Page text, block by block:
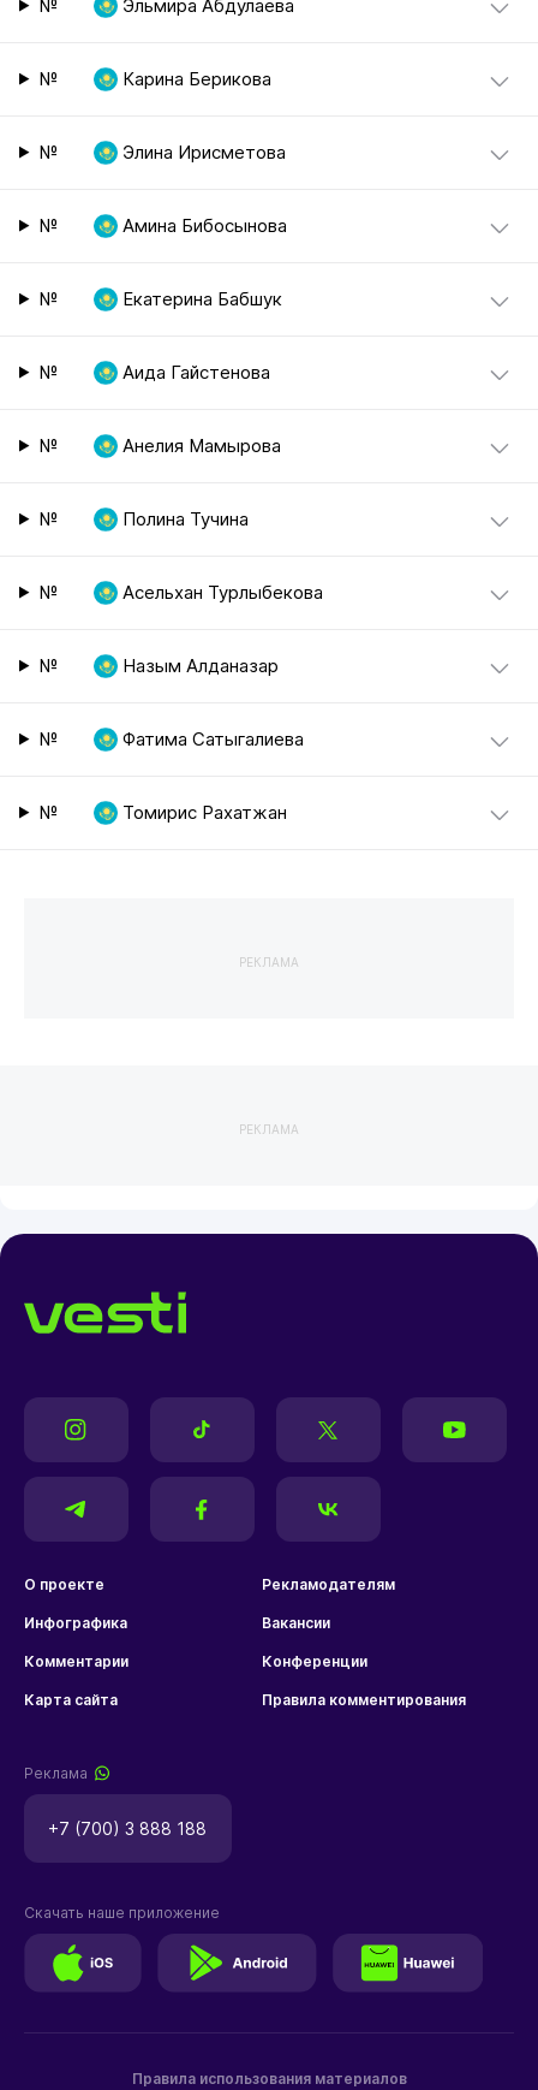
№ Эльмира Абдулаева
№ Карина Берикова
№ Элина Ирисметова
№ Амина Бибосынова
№ Екатерина Бабшук
№ Аида Гайстенова
№ Анелия Мамырова
№ Полина Тучина
№ Асельхан Турлыбекова
№ Назым Алданазар
№ Фатима Сатыгалиева
№ Томирис Рахатжан
РЕКЛАМА
РЕКЛАМА
О проекте Рекламодателям
Инфографика Вакансии
Комментарии Конференции
Карта сайта Правила комментирования
Реклама
+7 (700) 3 888 188
Правила использования материалов
Скачать наше приложение